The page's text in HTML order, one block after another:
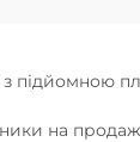
з підйомною
на продаж